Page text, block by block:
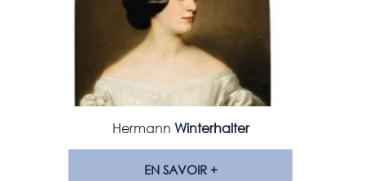
Hermann Winterhalter
EN SAVOIR +